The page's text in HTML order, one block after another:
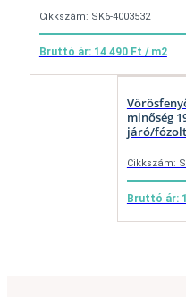
Cikkszám: SK6-4003532
Bruttó ár: 14 490 Ft / m2
minőség
járó/fózolt
Cikkszám:
Bruttó ár: